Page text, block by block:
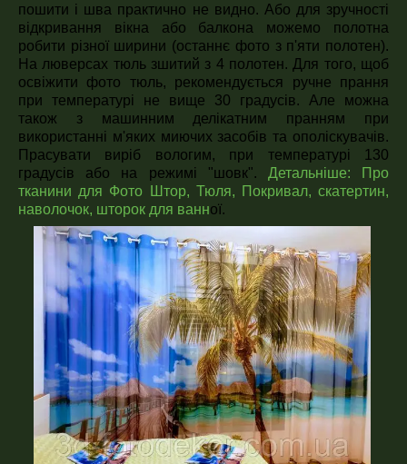
пошити і шва практично не видно. Або для зручності
відкривання вікна або балкона можемо полотна
робити різної ширини (останнє фото з п'яти полотен).
На люверсах тюль зшитий з 4 полотен. Для того, щоб
освіжити фото тюль, рекомендується ручне прання
при температурі не вище 30 градусів. Але можна
також з машинним делікатним пранням при
використанні м'яких миючих засобів та ополіскувачів.
Прасувати виріб вологим, при температурі 130
градусів або на режимі "шовк". Детальніше:
Про
тканини для Фото Штор, Тюля, Покривал, скатертин,
наволочок, шторок для ванної.